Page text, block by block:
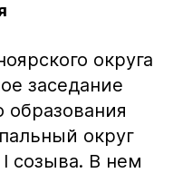
округа
заседание
образования
округ
созыва. В нем